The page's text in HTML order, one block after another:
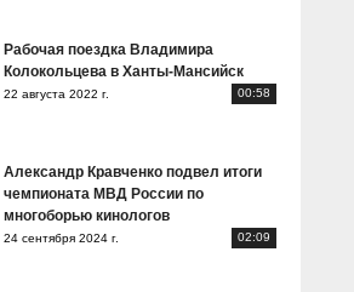
Рабочая поездка Владимира
Колокольцева в Ханты-Мансийск
22 августа 2022 г. 00:58
Александр Кравченко подвел итоги
чемпионата МВД России по
многоборью кинологов
24 сентября 2024 г. 02:09